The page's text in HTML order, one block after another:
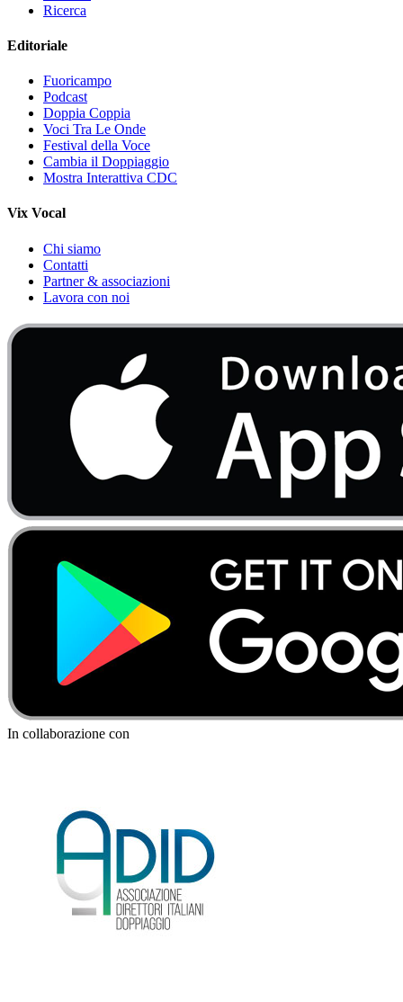
Ricerca
Editoriale
Fuoricampo
Podcast
Doppia Coppia
Voci Tra Le Onde
Festival della Voce
Cambia il Doppiaggio
Mostra Interattiva CDC
Vix Vocal
Chi siamo
Contatti
Partner & associazioni
Lavora con noi
In collaborazione con